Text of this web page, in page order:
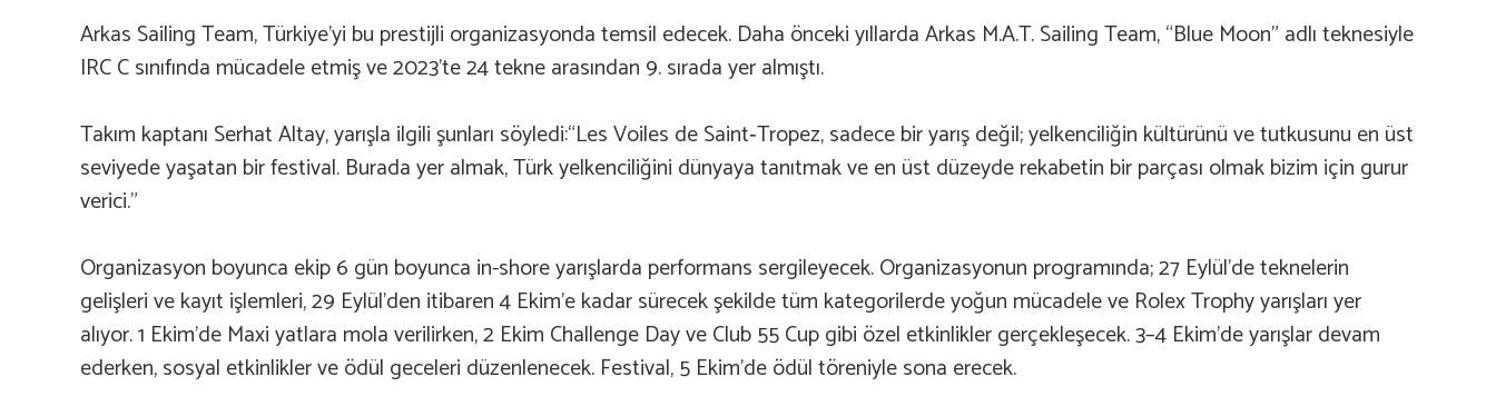
Arkas Sailing Team, Türkiye’yi bu prestijli organizasyonda temsil edecek. Daha önceki yıllarda Arkas M.A.T. Sailing Team, “Blue Moon” adlı teknesiyle
IRC C sınıfında mücadele etmiş ve 2023’te 24 tekne arasından 9. sırada yer almıştı.
Takım kaptanı Serhat Altay, yarışla ilgili şunları söyledi:“Les Voiles de Saint‑Tropez, sadece bir yarış değil; yelkenciliğin kültürünü ve tutkusunu en üst
seviyede yaşatan bir festival. Burada yer almak, Türk yelkenciliğini dünyaya tanıtmak ve en üst düzeyde rekabetin bir parçası olmak bizim için gurur
verici.”
Organizasyon boyunca ekip 6 gün boyunca in-shore yarışlarda performans sergileyecek. Organizasyonun programında; 27 Eylül’de teknelerin
gelişleri ve kayıt işlemleri, 29 Eylül’den itibaren 4 Ekim’e kadar sürecek şekilde tüm kategorilerde yoğun mücadele ve Rolex Trophy yarışları yer
alıyor. 1 Ekim’de Maxi yatlara mola verilirken, 2 Ekim Challenge Day ve Club 55 Cup gibi özel etkinlikler gerçekleşecek. 3–4 Ekim’de yarışlar devam
ederken, sosyal etkinlikler ve ödül geceleri düzenlenecek. Festival, 5 Ekim’de ödül töreniyle sona erecek.